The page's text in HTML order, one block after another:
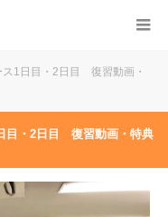
ス1日目・2日目 復習動画・
目・2日目 復習動画・特典